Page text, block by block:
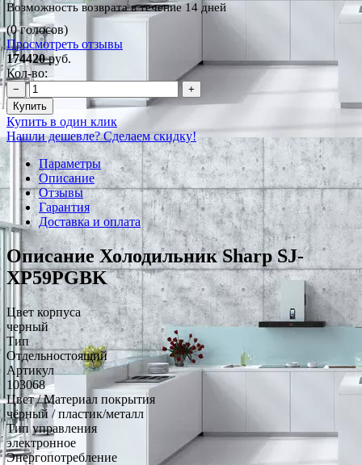
Возможность возврата в течение 14 дней
(0 голосов)
Просмотреть отзывы
174420руб.
Кол-во:
−
+
Купить
Купить в один клик
Нашли дешевле? Сделаем скидку!
Параметры
Описание
Отзывы
Гарантия
Доставка и оплата
Описание Холодильник Sharp SJ-
XP59PGBK
Цвет корпуса
черный
Тип
Отдельностоящий
Артикул
103068
Цвет / Материал покрытия
чёрный / пластик/металл
Тип управления
электронное
Энергопотребление